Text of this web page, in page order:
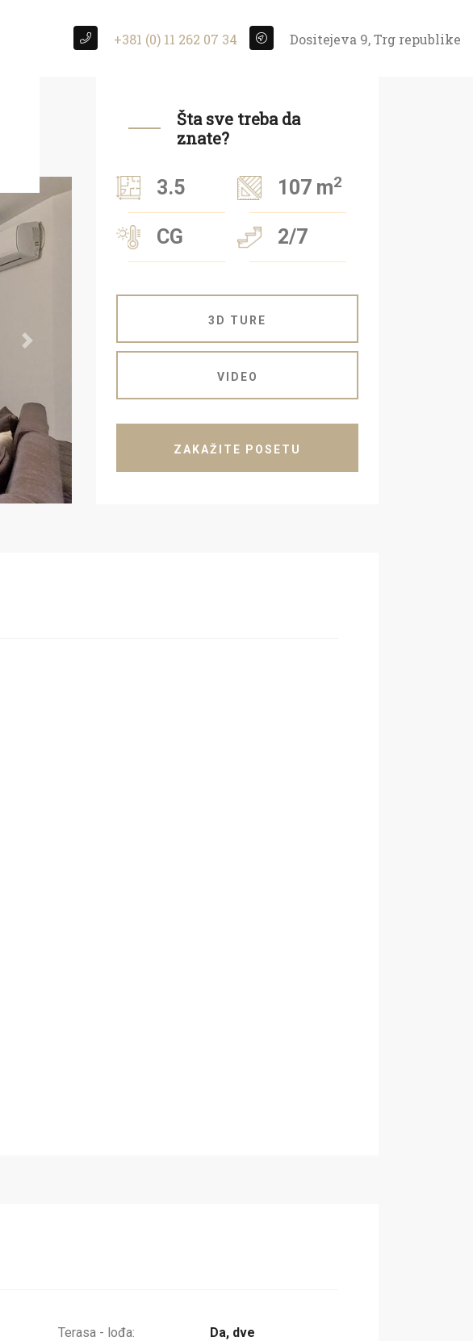
+381 (0) 11 262 07 34 Dositejeva 9, Trg republike
Next
Šta sve treba da
znate?
3.5 107 m2
CG 2/7
3D TURE
VIDEO
ZAKAŽITE POSETU
Terasa - lođa: Da, dve